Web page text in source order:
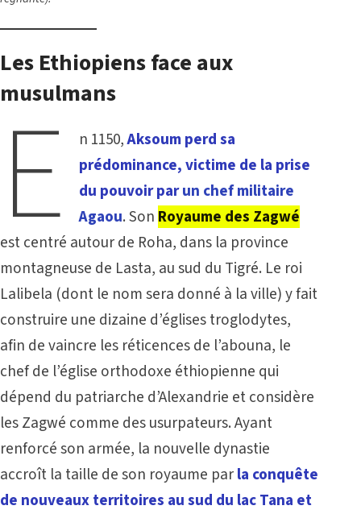
Les Ethiopiens face aux
musulmans
E n 1150,Aksoum perd sa
prédominance, victime de la prise
du pouvoir parun chef militaire
Agaou.Son Royaume des Zagwé
est centré autour de Roha, dans la province
montagneuse de Lasta, au sud du Tigré. Le roi
Lalibela (dont le nom sera donné à la ville) y fait
construire une dizaine d’églises troglodytes,
afin de vaincre les réticences de l’abouna, le
chef de l’église orthodoxe éthiopienne qui
dépend du patriarche d’Alexandrie et considère
les Zagwé comme des usurpateurs. Ayant
renforcé son armée, la nouvelle dynastie
accroît la taille de son royaume parla conquête
de nouveaux territoires au sud du lac Tana et